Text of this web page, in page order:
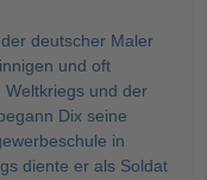
deutscher Maler
und oft
und der
Dix seine
in
diente er als Soldat